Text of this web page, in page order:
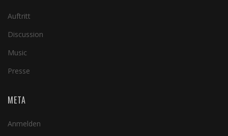
Auftritt
Discussion
Music
Presse
META
Anmelden